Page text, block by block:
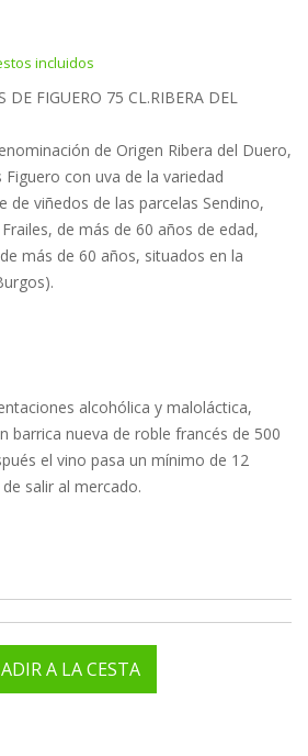
incluidos
FIGUERO 75 CL.RIBERA DEL
de Origen Ribera del Duero,
con uva de la variedad
de viñedos de las parcelas Sendino,
de más de 60 años de edad,
más de 60 años, situados en la
alcohólica y maloláctica,
barrica nueva de roble francés de 500
el vino pasa un mínimo de 12
salir al mercado.
A LA CESTA